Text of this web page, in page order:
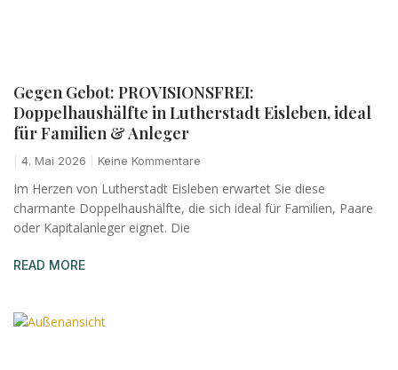
Gegen Gebot: PROVISIONSFREI:
Doppelhaushälfte in Lutherstadt Eisleben, ideal
für Familien & Anleger
4. Mai 2026 Keine Kommentare
Im Herzen von Lutherstadt Eisleben erwartet Sie diese
charmante Doppelhaushälfte, die sich ideal für Familien, Paare
oder Kapitalanleger eignet. Die
READ MORE